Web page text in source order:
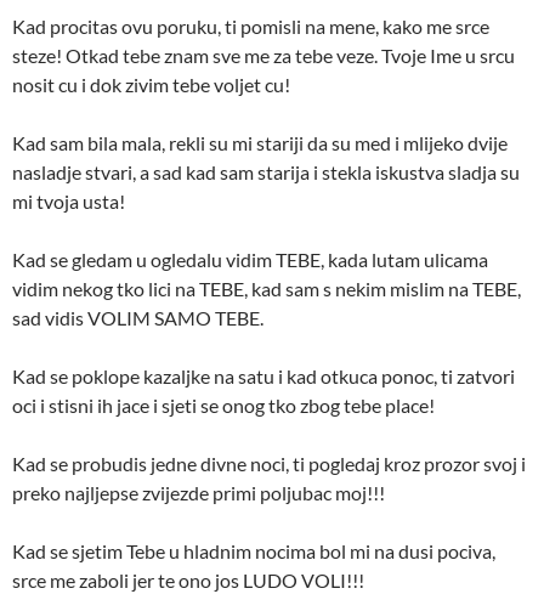
Kad procitas ovu poruku, ti pomisli na mene, kako me srce
steze! Otkad tebe znam sve me za tebe veze. Tvoje Ime u srcu
nosit cu i dok zivim tebe voljet cu!
Kad sam bila mala, rekli su mi stariji da su med i mlijeko dvije
nasladje stvari, a sad kad sam starija i stekla iskustva sladja su
mi tvoja usta!
Kad se gledam u ogledalu vidim TEBE, kada lutam ulicama
vidim nekog tko lici na TEBE, kad sam s nekim mislim na TEBE,
sad vidis VOLIM SAMO TEBE.
Kad se poklope kazaljke na satu i kad otkuca ponoc, ti zatvori
oci i stisni ih jace i sjeti se onog tko zbog tebe place!
Kad se probudis jedne divne noci, ti pogledaj kroz prozor svoj i
preko najljepse zvijezde primi poljubac moj!!!
Kad se sjetim Tebe u hladnim nocima bol mi na dusi pociva,
srce me zaboli jer te ono jos LUDO VOLI!!!